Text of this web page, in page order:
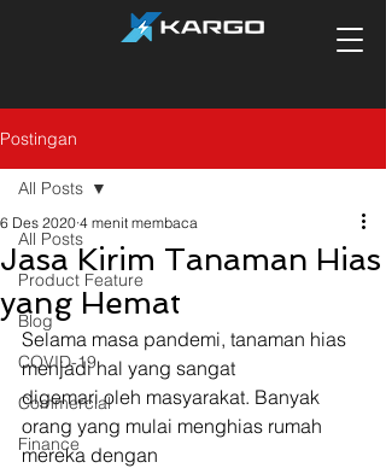
Postingan
All Posts
Product Feature
Blog
COVID-19
Commercial
Finance
All Posts
Jasa Kirim Tanaman Hias
yang Hemat
6 Des 2020 4 menit membaca
Selama masa pandemi, tanaman hias
menjadi hal yang sangat
digemari oleh masyarakat. Banyak
orang yang mulai menghias rumah
mereka dengan